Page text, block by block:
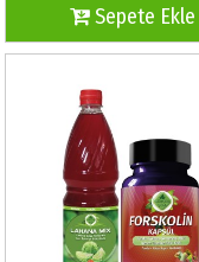
Sepete Ekle